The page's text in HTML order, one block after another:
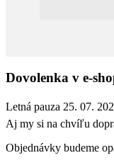
Dovolenka v e-
Letná pauza 25. 07.
Aj my si na chvíľu
Objednávky budeme